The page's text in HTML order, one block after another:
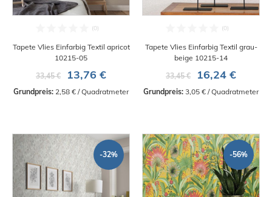
Tapete Vlies Einfarbig Textil apricot
10215-05
33,45 €
13,76 €
Grundpreis: 2,58 € / Quadratmeter
Tapete Vlies Einfarbig Textil grau-
beige 10215-14
33,45 €
16,24 €
Grundpreis: 3,05 € / Quadratmeter
-32% -56%